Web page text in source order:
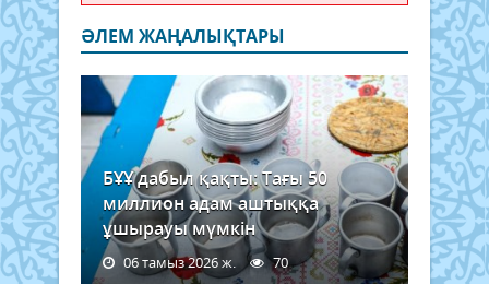
ӘЛЕМ ЖАҢАЛЫҚТАРЫ
БҰҰ дабыл қақты: Тағы 50
миллион адам аштыққа
ұшырауы мүмкін
06 тамыз 2026 ж. 70